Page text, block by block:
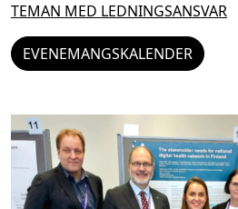
TEMAN MED LEDNINGSANSVAR
EVENEMANGSKALENDER